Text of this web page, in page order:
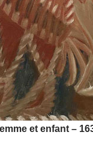
et enfant –